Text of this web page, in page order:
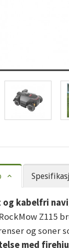
kabelfri
Z115
og soner
med